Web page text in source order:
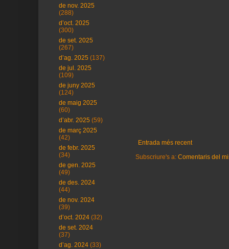
Entrada més recent
Subscriure's a: Comentaris del
de nov. 2025
(288)
d’oct. 2025
(300)
de set. 2025
(267)
d’ag. 2025 (137)
de jul. 2025
(109)
de juny 2025
(124)
de maig 2025
(60)
d’abr. 2025 (59)
de març 2025
(42)
de febr. 2025
(34)
de gen. 2025
(49)
de des. 2024
(44)
de nov. 2024
(39)
d’oct. 2024 (32)
de set. 2024
(37)
d’ag. 2024 (33)